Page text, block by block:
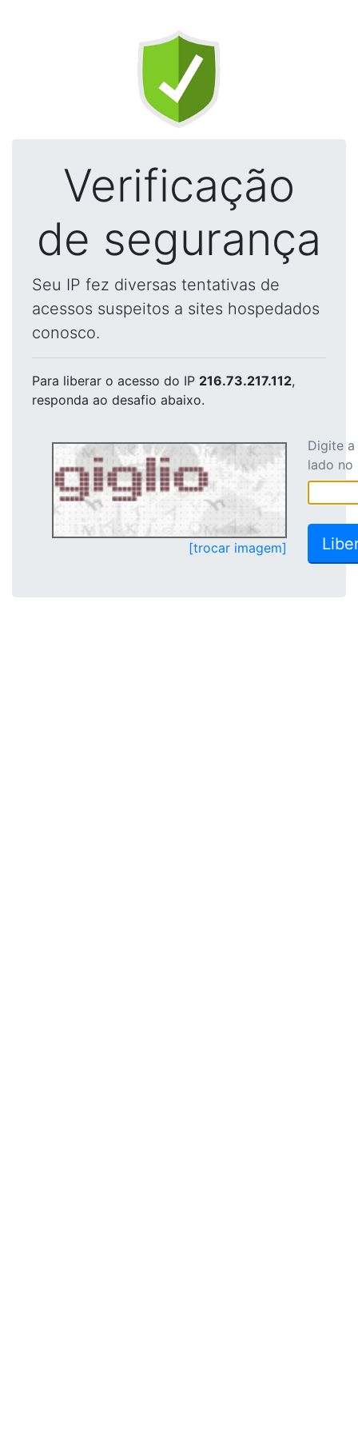
Verificação
de segurança
Seu IP fez diversas tentativas de
acessos suspeitos a sites hospedados
conosco.
Para liberar o acesso do IP 216.73.217.112,
responda ao desafio abaixo.
[trocar imagem]
Digite
lado no